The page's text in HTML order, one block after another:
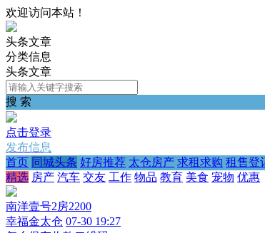
欢迎访问本站！
头条文章
分类信息
头条文章
搜 索
点击登录
发布信息
首页 同城头条 好房推荐 太仓房产 求租求购 租售登
精选 房产 汽车 交友 工作 物品 教育 美食 宠物 优惠
南洋壹号2房2200
幸福金太仓 07-30 19:27